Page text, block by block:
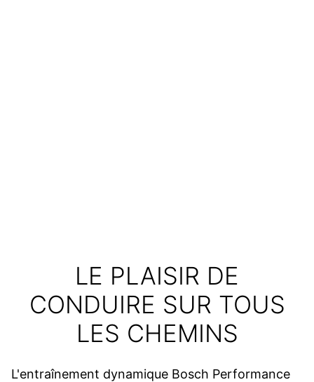
LE PLAISIR DE
CONDUIRE SUR TOUS
LES CHEMINS
L'entraînement dynamique Bosch Performance